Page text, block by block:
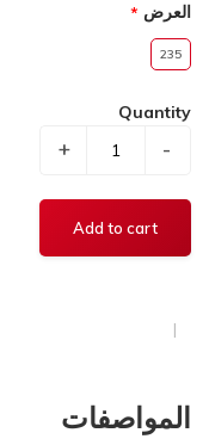
العرض
235
Quantity
-
+
المواصفات